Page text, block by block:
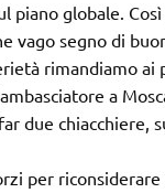
piano globale.
vago segno di
rimandiamo ai
a
due chiacchiere,
per riconsiderare